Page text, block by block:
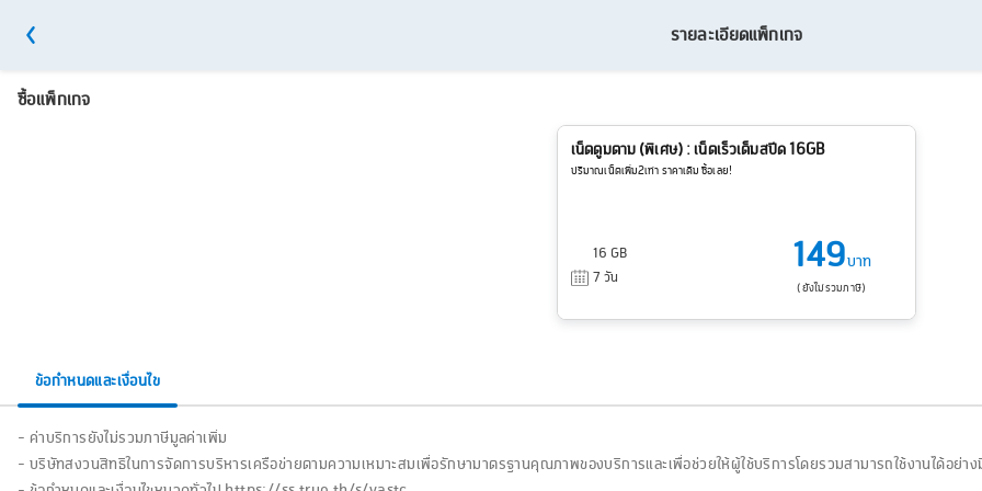
รายละเอียดแพ็กเกจ
ซื้อแพ็กเกจ
เน็ตตูมตาม (พิเศษ) : เน็ตเร็วเต็มสปีด 16GB
ปริมาณเน็ตเพิ่ม2เท่า ราคาเดิม ซื้อเลย!
16 GB
7 วัน
149บาท
(ยังไม่รวมภาษี)
ข้อกำหนดและเงื่อนไข
- ค่าบริการยังไม่รวมภาษีมูลค่าเพิ่ม
- บริษัทสงวนสิทธิในการจัดการบริหารเครือข่ายตามความเหมาะสมเพื่อรักษามาตรฐานคุณภาพของบริการและเพื่อช่วยให้ผู้ใช้บริการโดยรวมสามารถใช้งานได้อย่า